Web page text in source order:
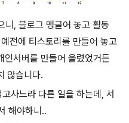
니, 블로그 맹글어 놓고 활동
전에 티스토리를 만들어 놓고
인서버를 만들어 올렸었거든
않습니다.
사느라 다른 일을 하는데, 서
해야하니..